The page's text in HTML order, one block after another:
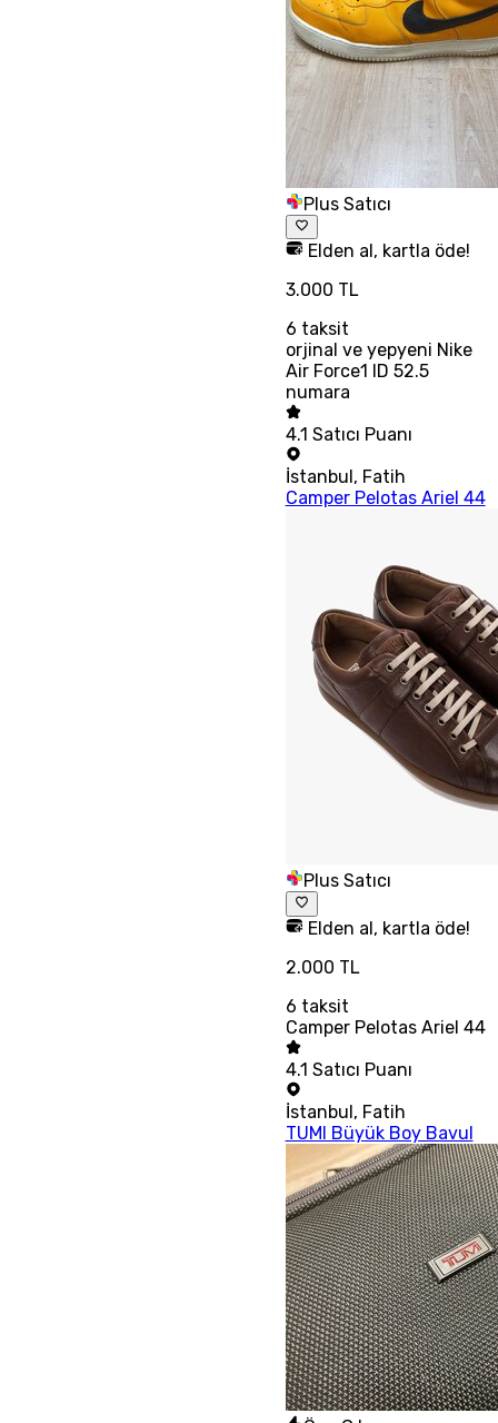
Plus Satıcı
Elden al, kartla öde!
3.000 TL
6 taksit
orjinal ve yepyeni Nike
Air Force1 ID 52.5
numara
4.1 Satıcı Puanı
İstanbul , Fatih
Camper Pelotas Ariel 44
Plus Satıcı
Elden al, kartla öde!
2.000 TL
6 taksit
Camper Pelotas Ariel 44
4.1 Satıcı Puanı
İstanbul, Fatih
TUMI Büyük Boy Bavul